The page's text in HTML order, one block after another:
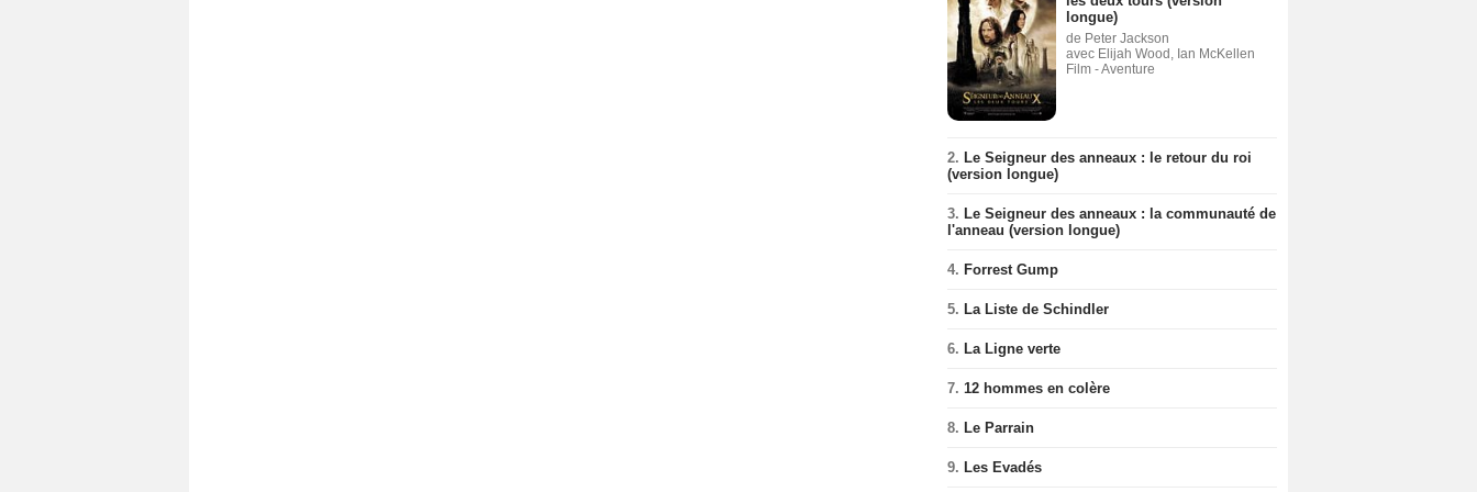
longue)
de Peter Jackson
avec Elijah Wood, Ian McKellen
Film - Aventure
2. Le Seigneur des anneaux : le retour du roi
(version longue)
3. Le Seigneur des anneaux : la communauté de
l'anneau (version longue)
4. Forrest Gump
5. La Liste de Schindler
6. La Ligne verte
7. 12 hommes en colère
8. Le Parrain
9. Les Evadés